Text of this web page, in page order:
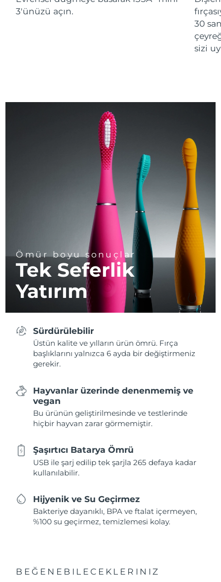
3'ünüzü açın.
30
sizi
Ömür boyu sonuçlar
Tek Seferlik
Yatırım
Sürdürülebilir
Üstün kalite ve yılların ürün ömrü. Fırça
başlıklarını yalnızca 6 ayda bir değiştirmeniz
gerekir.
Hayvanlar üzerinde denenmemiş ve
vegan
Bu ürünün geliştirilmesinde ve testlerinde
hiçbir hayvan zarar görmemiştir.
Şaşırtıcı Batarya Ömrü
USB ile şarj edilip tek şarjla 265 defaya kadar
kullanılabilir.
Hijyenik ve Su Geçirmez
Bakteriye dayanıklı, BPA ve ftalat içermeyen,
%100 su geçirmez, temizlemesi kolay.
BEĞENEBILECEKLERINIZ